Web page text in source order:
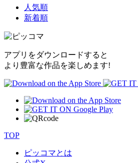
人気順
新着順
アプリをダウンロードすると
より豊富な作品を楽しめます!
TOP
ピッコマとは